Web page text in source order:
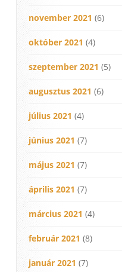
november 2021 (6)
október 2021 (4)
szeptember 2021 (5)
augusztus 2021 (6)
július 2021 (4)
június 2021 (7)
május 2021 (7)
április 2021 (7)
március 2021 (4)
február 2021 (8)
január 2021 (7)